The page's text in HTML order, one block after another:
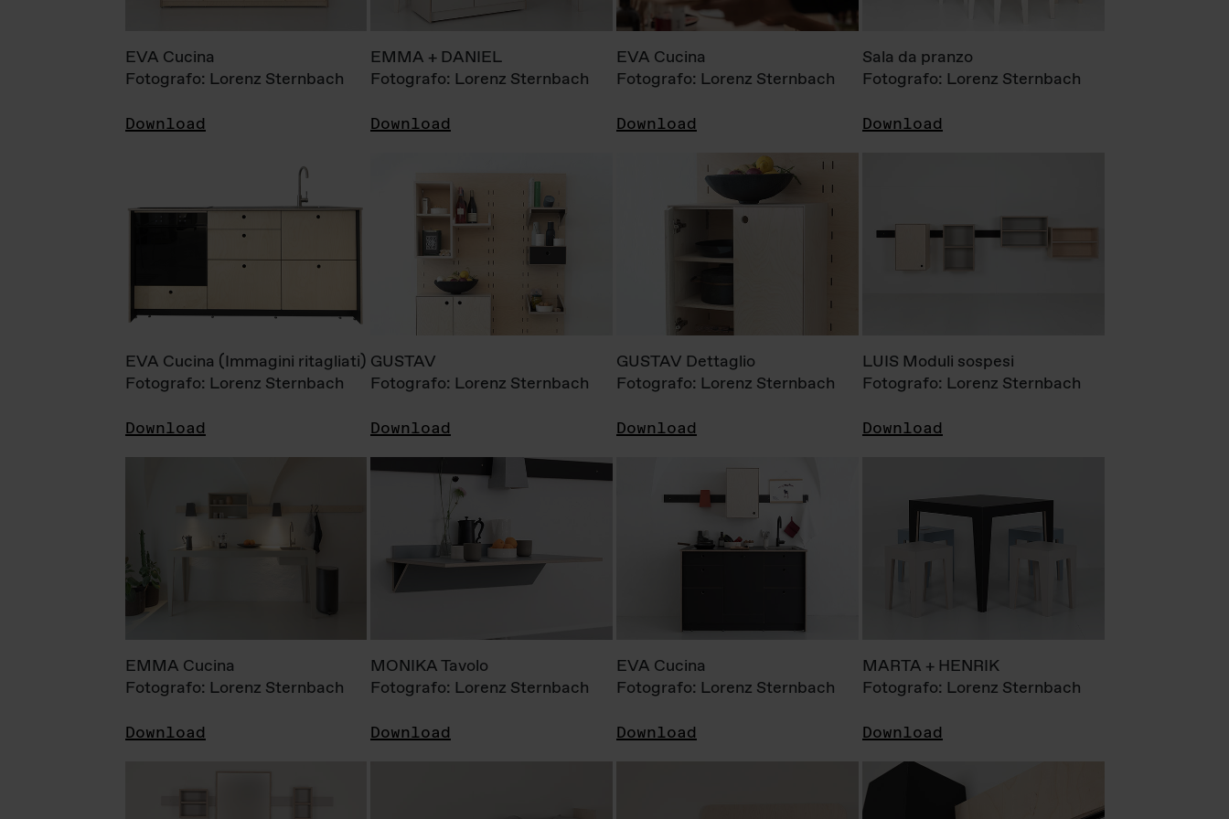
EVA Cucina
Fotografo: Lorenz Sternbach
Download
EMMA + DANIEL
Fotografo: Lorenz Sternbach
Download
EVA Cucina
Fotografo: Lorenz Sternbach
Download
Sala da pranzo
Fotografo: Lorenz Sternbach
Download
EVA Cucina (Immagini ritagliati)
Fotografo: Lorenz Sternbach
Download
GUSTAV
Fotografo: Lorenz Sternbach
Download
GUSTAV Dettaglio
Fotografo: Lorenz Sternbach
Download
LUIS Moduli sospesi
Fotografo: Lorenz Sternbach
Download
EMMA Cucina
Fotografo: Lorenz Sternbach
Download
MONIKA Tavolo
Fotografo: Lorenz Sternbach
Download
EVA Cucina
Fotografo: Lorenz Sternbach
Download
MARTA + HENRIK
Fotografo: Lorenz Sternbach
Download